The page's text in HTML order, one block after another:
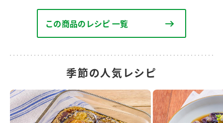
この商品のレシピ 一覧
季節の人気レシピ